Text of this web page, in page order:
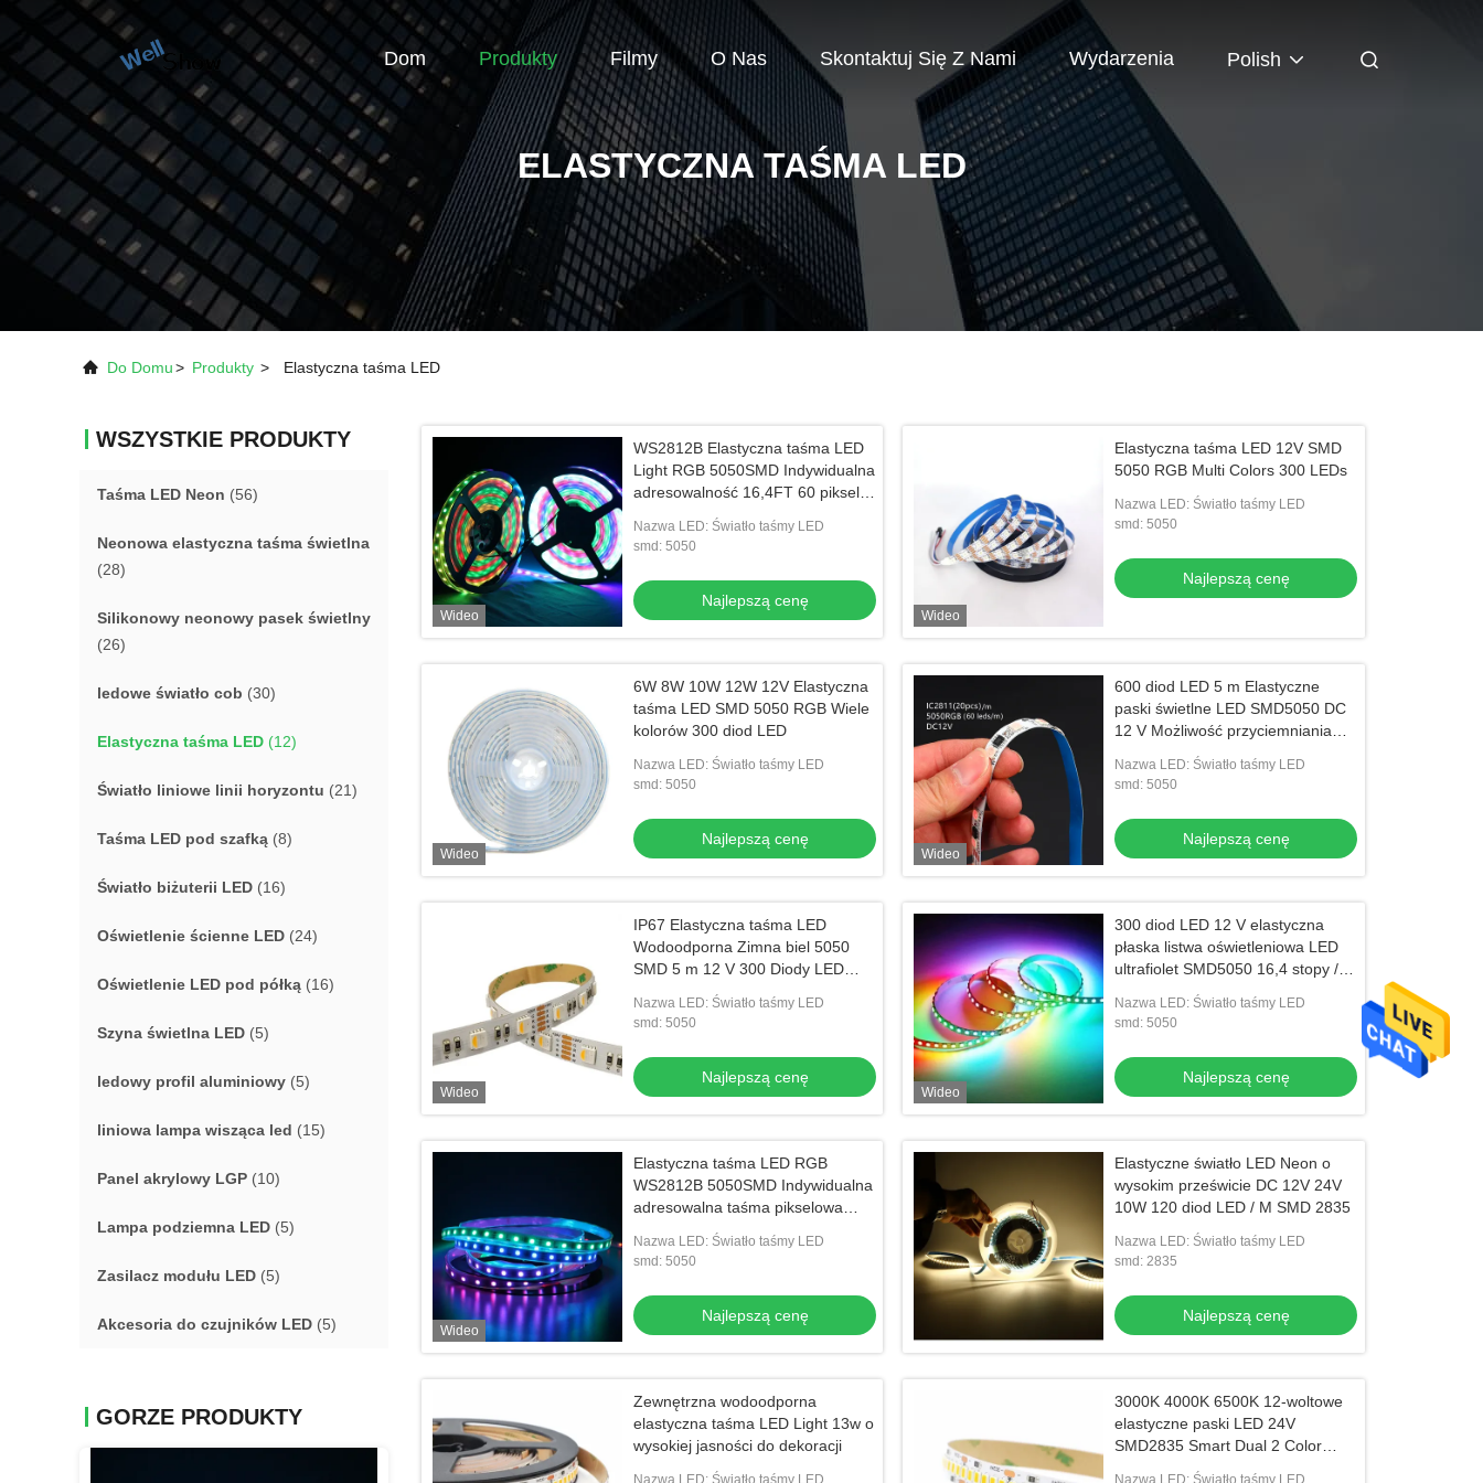
Dom Produkty Filmy O Nas Skontaktuj Się Z Nami Wydarzenia Polish
ELASTYCZNA TAŚMA LED
Do Domu> Produkty > Elastyczna taśma LED
WSZYSTKIE PRODUKTY
Taśma LED Neon (56)
Neonowa elastyczna taśma świetlna
(28)
Silikonowy neonowy pasek świetlny
(26)
ledowe światło cob (30)
Elastyczna taśma LED (12)
Światło liniowe linii horyzontu (21)
Taśma LED pod szafką (8)
Światło biżuterii LED (16)
Oświetlenie ścienne LED (24)
Oświetlenie LED pod półką (16)
Szyna świetlna LED (5)
ledowy profil aluminiowy (5)
liniowa lampa wisząca led (15)
Panel akrylowy LGP (10)
Lampa podziemna LED (5)
Zasilacz modułu LED (5)
Akcesoria do czujników LED (5)
GORZE PRODUKTY
Wideo
WS2812B Elastyczna taśma LED
Light RGB 5050SMD Indywidualna
adresowalność 16,4FT 60 pikseli /
M 300 pikseli Czarna płytka
drukowana w pełnym kolorze
Nazwa LED: Światło taśmy LED
smd: 5050
Najlepszą cenę
Wideo
Elastyczna taśma LED 12V SMD
5050 RGB Multi Colors 300 LEDs
Nazwa LED: Światło taśmy LED
smd: 5050
Najlepszą cenę
Wideo
6W 8W 10W 12W 12V Elastyczna
taśma LED SMD 5050 RGB Wiele
kolorów 300 diod LED
Nazwa LED: Światło taśmy LED
smd: 5050
Najlepszą cenę
Wideo
600 diod LED 5 m Elastyczne
paski świetlne LED SMD5050 DC
12 V Możliwość przyciemniania
Wodoodporny Zewnętrzny
Nazwa LED: Światło taśmy LED
smd: 5050
Najlepszą cenę
Wideo
IP67 Elastyczna taśma LED
Wodoodporna Zimna biel 5050
SMD 5 m 12 V 300 Diody LED
Jasne na Boże Narodzenie
Nazwa LED: Światło taśmy LED
smd: 5050
Najlepszą cenę
Wideo
300 diod LED 12 V elastyczna
płaska listwa oświetleniowa LED
ultrafiolet SMD5050 16,4 stopy / 5
m do malowania ciała w
pomieszczeniach
Nazwa LED: Światło taśmy LED
smd: 5050
Najlepszą cenę
Wideo
Elastyczna taśma LED RGB
WS2812B 5050SMD Indywidualna
adresowalna taśma pikselowa
LED 16,4FT 60 pikseli / M 300
pikseli
Nazwa LED: Światło taśmy LED
smd: 5050
Najlepszą cenę
Elastyczne światło LED Neon o
wysokim prześwicie DC 12V 24V
10W 120 diod LED / M SMD 2835
Nazwa LED: Światło taśmy LED
smd: 2835
Najlepszą cenę
Zewnętrzna wodoodporna
elastyczna taśma LED Light 13w o
wysokiej jasności do dekoracji
Nazwa LED: Światło taśmy LED
3000K 4000K 6500K 12-woltowe
elastyczne paski LED 24V
SMD2835 Smart Dual 2 Color
Water Running
Nazwa LED: Światło taśmy LED